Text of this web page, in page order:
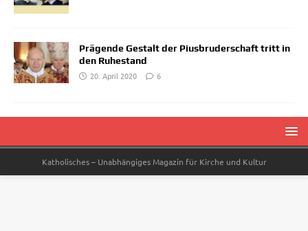
Prägende Gestalt der Piusbruderschaft tritt in
den Ruhestand
20. April 2020
6
Katholisches – Unabhängiges Magazin für Kirche und Kultur